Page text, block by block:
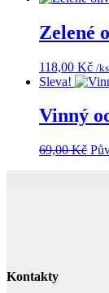
Zelené
118,00 Kč /
Sleva!
Vinný
69,00Kč
Kontakty